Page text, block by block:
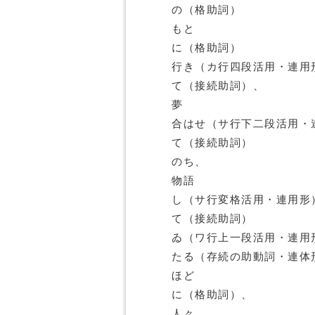
の（格助詞）
もと
に（格助詞）
行き（カ行四段活用・連用
て（接続助詞）、
夢
合はせ（サ行下二段活用・
て（接続助詞）
のち、
物語
し（サ行変格活用・連用形
て（接続助詞）
ゐ（ワ行上一段活用・連用
たる（存続の助動詞・連体
ほど
に（格助詞）、